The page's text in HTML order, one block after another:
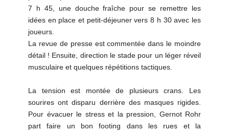
7 h 45, une douche fraîche pour se remettre les
idées en place et petit-déjeuner vers 8 h 30 avec les
joueurs.
La revue de presse est commentée dans le moindre
détail ! Ensuite, direction le stade pour un léger réveil
musculaire et quelques répétitions tactiques.
La tension est montée de plusieurs crans. Les
sourires ont disparu derrière des masques rigides.
Pour évacuer le stress et la pression, Gernot Rohr
part faire un bon footing dans les rues et la